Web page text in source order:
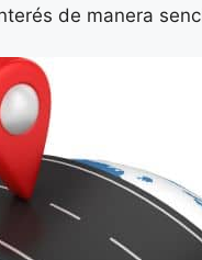
de manera